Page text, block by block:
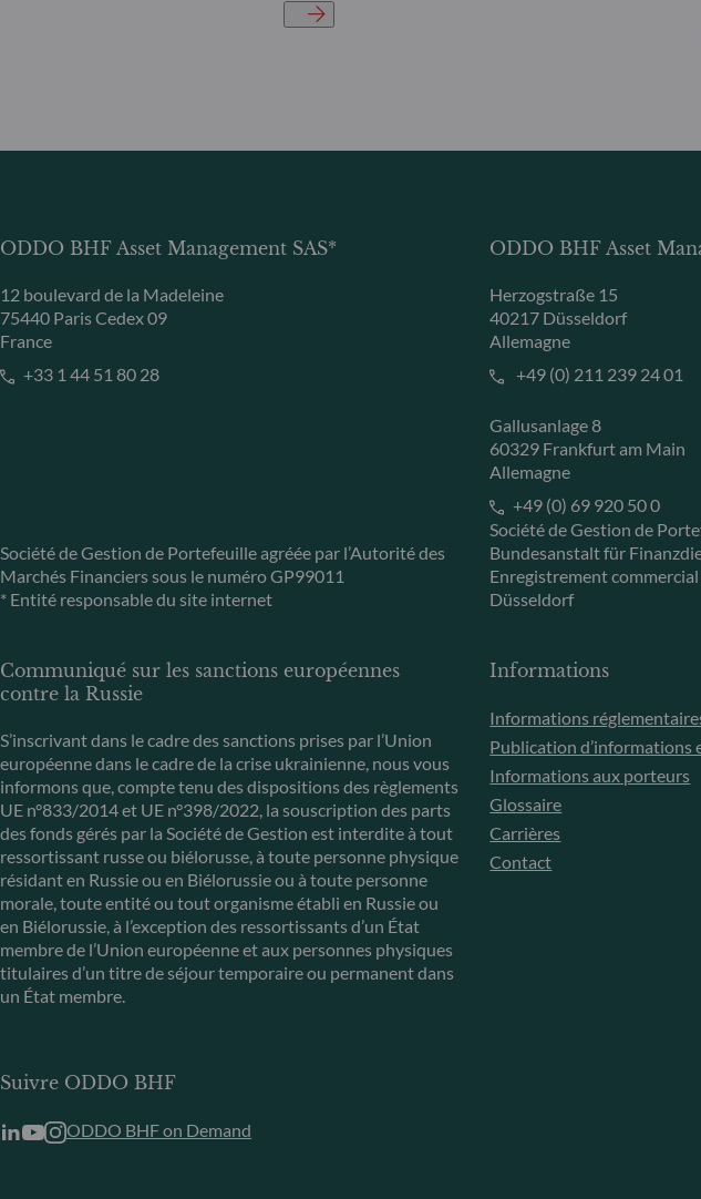
ODDO BHF Asset Management SAS*
12 boulevard de la Madeleine
75440 Paris Cedex 09
France
+33 1 44 51 80 28
Société de Gestion de Portefeuille agréée par l’Autorité des
Marchés Financiers sous le numéro GP99011
* Entité responsable du site internet
ODDO BHF Asset
Herzogstraße 15
40217 Düsseldorf
Allemagne
+49 (0) 211 239 24 01
Gallusanlage 8
60329 Frankfurt am Main
Allemagne
+49 (0) 69 920 50 0
Société de Gestion de
Bundesanstalt für
Enregistrement
Düsseldorf
Communiqué sur les sanctions européennes
contre la Russie
S’inscrivant dans le cadre des sanctions prises par l’Union
européenne dans le cadre de la crise ukrainienne, nous vous
informons que, compte tenu des dispositions des règlements
UE n°833/2014 et UE n°398/2022, la souscription des parts
des fonds gérés par la Société de Gestion est interdite à tout
ressortissant russe ou biélorusse, à toute personne physique
résidant en Russie ou en Biélorussie ou à toute personne
morale, toute entité ou tout organisme établi en Russie ou
en Biélorussie, à l’exception des ressortissants d’un État
membre de l’Union européenne et aux personnes physiques
titulaires d’un titre de séjour temporaire ou permanent dans
un État membre.
Informations
Informations
Publication d’informations
Informations aux porteurs
Glossaire
Carrières
Contact
Suivre ODDO BHF
ODDO BHF on Demand